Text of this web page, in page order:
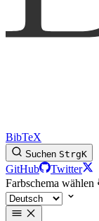
BibTeX
Suchen StrgK
GitHub
Twitter
Farbschema wählen